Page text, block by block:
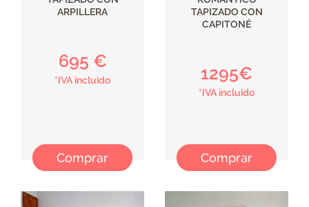
ARPILLERA
695 €
*IVA incluido
Comprar
TAPIZADO CON
CAPITONÉ
1295€
*IVA incluido
Comprar